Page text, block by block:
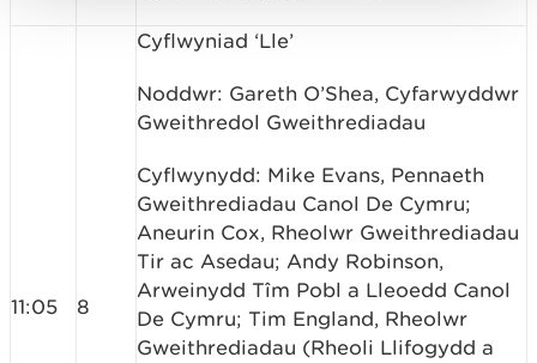
11:05 8
Cyflwyniad ‘Lle’
Noddwr: Gareth O’Shea, Cyfarwyddwr
Gweithredol Gweithrediadau
Cyflwynydd: Mike Evans, Pennaeth
Gweithrediadau Canol De Cymru;
Aneurin Cox, Rheolwr Gweithrediadau
Tir ac Asedau; Andy Robinson,
Arweinydd Tîm Pobl a Lleoedd Canol
De Cymru; Tim England, Rheolwr
Gweithrediadau (Rheoli Llifogydd a